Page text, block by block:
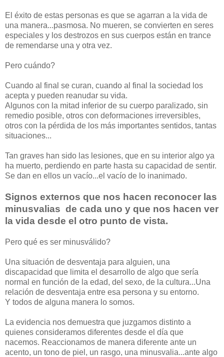
El éxito de estas personas es que se agarran a la vida de
una manera...pasmosa. No mueren, se convierten en seres
especiales y los destrozos en sus cuerpos están en trance
de remendarse una y otra vez.
Pero cuándo?
Cuando al final se curan, cuando al final la sociedad los
acepta y pueden reanudar su vida.
Algunos con la mitad inferior de su cuerpo paralizado, sin
remedio posible, otros con deformaciones irreversibles,
otros con la pérdida de los más importantes sentidos, tantas
situaciones...
Tan graves han sido las lesiones, que en su interior algo ya
ha muerto, perdiendo en parte hasta su capacidad de sentir.
Se dan en ellos un vacío...el vacío de lo inanimado.
Signos externos que nos hacen reconocer las
minusvalias de cada uno y que nos hacen ver
la vida desde el otro punto de vista.
Pero qué es ser minusválido?
Una situación de desventaja para alguien, una
discapacidad que limita el desarrollo de algo que sería
normal en función de la edad, del sexo, de la cultura...Una
relación de desventaja entre esa persona y su entorno.
Y todos de alguna manera lo somos.
La evidencia nos demuestra que juzgamos distinto a
quienes consideramos diferentes desde el día que
nacemos. Reaccionamos de manera diferente ante un
acento, un tono de piel, un rasgo, una minusvalia...ante algo